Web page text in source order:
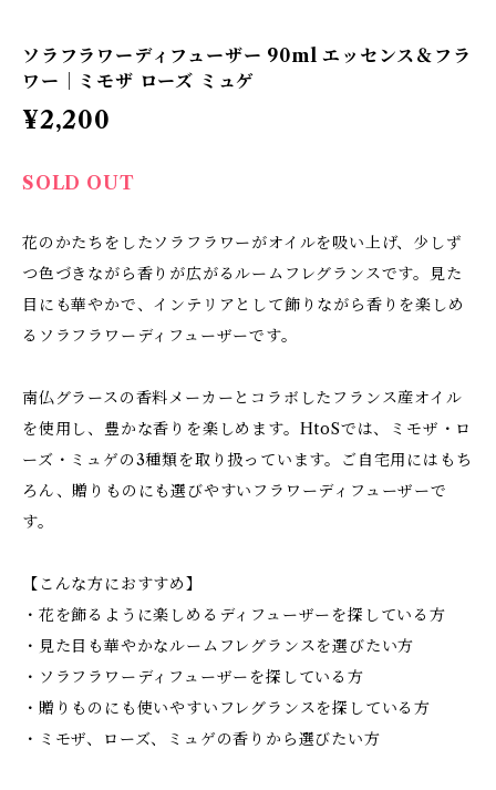
ソラフラワーディフューザー 90ml エッセンス＆フラ
ワー｜ミモザ ローズ ミュゲ
¥2,200
SOLD OUT
花のかたちをしたソラフラワーがオイルを吸い上げ、少しず
つ色づきながら香りが広がるルームフレグランスです。見た
目にも華やかで、インテリアとして飾りながら香りを楽しめ
るソラフラワーディフューザーです。
南仏グラースの香料メーカーとコラボしたフランス産オイル
を使用し、豊かな香りを楽しめます。HtoSでは、ミモザ・ロ
ーズ・ミュゲの3種類を取り扱っています。ご自宅用にはもち
ろん、贈りものにも選びやすいフラワーディフューザーで
す。
【こんな方におすすめ】
・花を飾るように楽しめるディフューザーを探している方
・見た目も華やかなルームフレグランスを選びたい方
・ソラフラワーディフューザーを探している方
・贈りものにも使いやすいフレグランスを探している方
・ミモザ、ローズ、ミュゲの香りから選びたい方